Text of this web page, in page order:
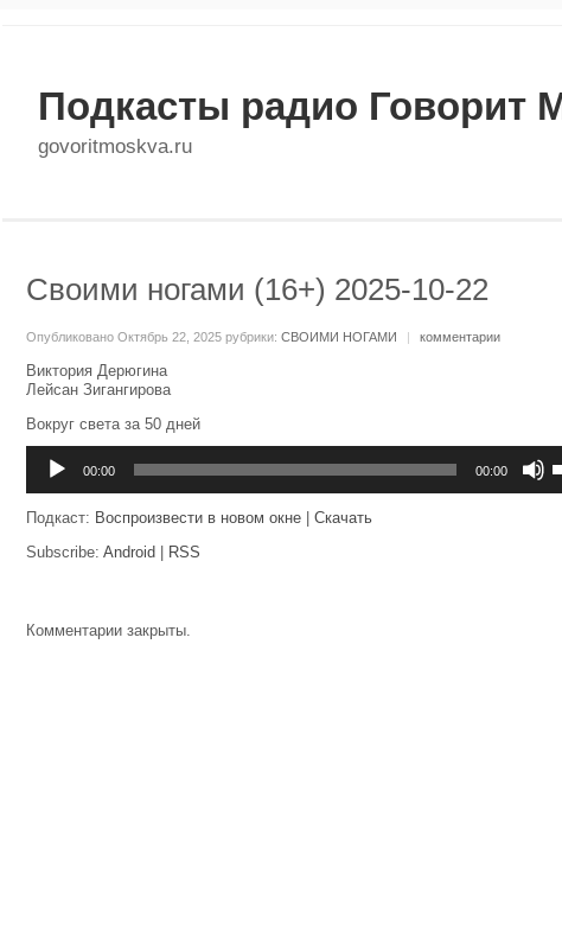
Подкасты радио Говорит
govoritmoskva.ru
Своими ногами (16+) 2025-10-22
Опубликовано Октябрь 22, 2025 рубрики: СВОИМИ НОГАМИ | комментарии
Виктория Дерюгина
Лейсан Зигангирова
Вокруг света за 50 дней
00:00 00:00
Подкаст: Воспроизвести в новом окне
Скачать
Subscribe: Android RSS
Комментарии закрыты.